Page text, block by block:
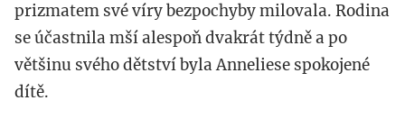
prizmatem své víry bezpochyby milovala. Rodina
se účastnila mší alespoň dvakrát týdně a po
většinu svého dětství byla Anneliese spokojené
dítě.